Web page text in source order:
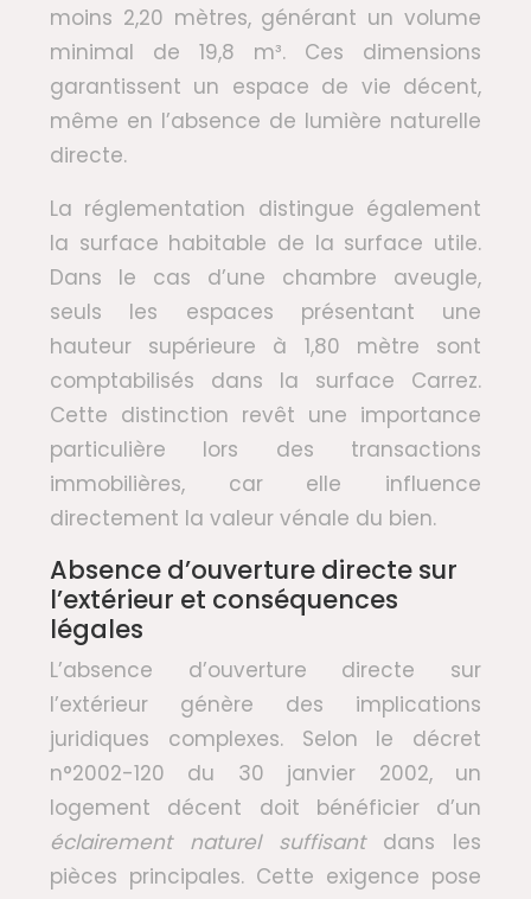
moins 2,20 mètres, générant un volume
minimal de 19,8 m³. Ces dimensions
garantissent un espace de vie décent,
même en l’absence de lumière naturelle
directe.
La réglementation distingue également
la surface habitable de la surface utile.
Dans le cas d’une chambre aveugle,
seuls les espaces présentant une
hauteur supérieure à 1,80 mètre sont
comptabilisés dans la surface Carrez.
Cette distinction revêt une importance
particulière lors des transactions
immobilières, car elle influence
directement la valeur vénale du bien.
Absence d’ouverture directe sur
l’extérieur et conséquences
légales
L’absence d’ouverture directe sur
l’extérieur génère des implications
juridiques complexes. Selon le décret
n°2002-120 du 30 janvier 2002, un
logement décent doit bénéficier d’un
éclairement naturel suffisant dans les
pièces principales. Cette exigence pose